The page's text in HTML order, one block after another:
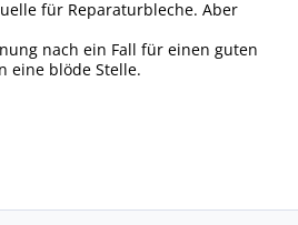
für Reparaturbleche. Aber
nach ein Fall für einen guten
eine blöde Stelle.